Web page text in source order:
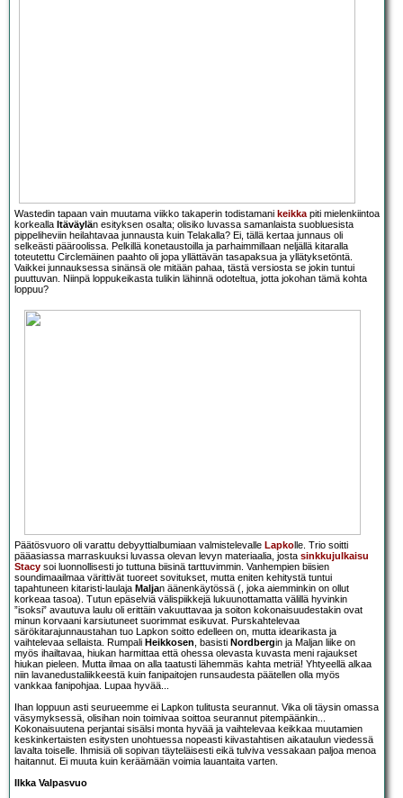
Wastedin tapaan vain muutama viikko takaperin todistamani keikkapiti mielenkiintoa
korkealla Itäväylän esityksen osalta; olisiko luvassa samanlaista suobluesista
pippeliheviin heilahtavaa junnausta kuin Telakalla? Ei, tällä kertaa junnaus oli
selkeästi pääroolissa. Pelkillä konetaustoilla ja parhaimmillaan neljällä kitaralla
toteutettu Circlemäinen paahto oli jopa yllättävän tasapaksua ja yllätyksetöntä.
Vaikkei junnauksessa sinänsä ole mitään pahaa, tästä versiosta se jokin tuntui
puuttuvan. Niinpä loppukeikasta tulikin lähinnä odoteltua, jotta jokohan tämä kohta
loppuu?
Päätösvuoro oli varattu debyyttialbumiaan valmistelevalle Lapko lle. Trio soitti
pääasiassa marraskuuksi luvassa olevan levyn materiaalia, josta sinkkujulkaisu
Stacy soi luonnollisesti jo tuttuna biisinä tarttuvimmin. Vanhempien biisien
soundimaailmaa värittivät tuoreet sovitukset, mutta eniten kehitystä tuntui
tapahtuneen kitaristi-laulaja Maljan äänenkäytössä (, joka aiemminkin on ollut
korkeaa tasoa). Tutun epäselviä välispiikkejä lukuunottamatta välillä hyvinkin
”isoksi” avautuva laulu oli erittäin vakuuttavaa ja soiton kokonaisuudestakin ovat
minun korvaani karsiutuneet suorimmat esikuvat. Purskahtelevaa
särökitarajunnaustahan tuo Lapkon soitto edelleen on, mutta idearikasta ja
vaihtelevaa sellaista. Rumpali Heikkosen, basisti Nordbergin ja Maljan liike on
myös ihailtavaa, hiukan harmittaa että ohessa olevasta kuvasta meni rajaukset
hiukan pieleen. Mutta ilmaa on alla taatusti lähemmäs kahta metriä! Yhtyeellä alkaa
niin lavanedustaliikkeestä kuin fanipaitojen runsaudesta päätellen olla myös
vankkaa fanipohjaa. Lupaa hyvää...
Ihan loppuun asti seurueemme ei Lapkon tulitusta seurannut. Vika oli täysin omassa
väsymyksessä, olisihan noin toimivaa soittoa seurannut pitempäänkin...
Kokonaisuutena perjantai sisälsi monta hyvää ja vaihtelevaa keikkaa muutamien
keskinkertaisten esitysten unohtuessa nopeasti kiivastahtisen aikataulun viedessä
lavalta toiselle. Ihmisiä oli sopivan täyteläisesti eikä tulviva vessakaan paljoa menoa
haitannut. Ei muuta kuin keräämään voimia lauantaita varten.
Ilkka Valpasvuo